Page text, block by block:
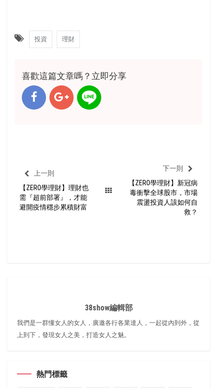
投資 理財
喜歡這篇文章嗎？立即分享
上一則
【ZERO學理財】理財也
需『超前部署』，才能
避開疫情穩步累積財富
下一則
【ZERO學理財】新冠病
毒衝擊全球股市，市場
震盪投資人該如何自
救？
38show編輯部
我們是一群懂女人的女人，廣邀各行各業達人，一起從內到外，從
上到下，發現女人之美，打造女人之魅。
熱門標籤